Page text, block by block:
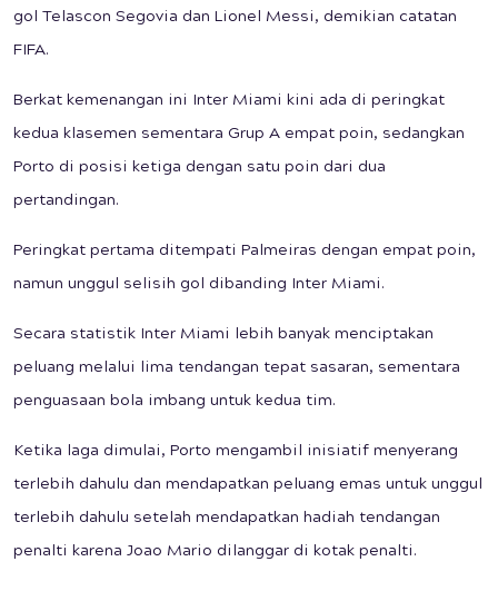
gol Telascon Segovia dan Lionel Messi, demikian catatan
FIFA.
Berkat kemenangan ini Inter Miami kini ada di peringkat
kedua klasemen sementara Grup A empat poin, sedangkan
Porto di posisi ketiga dengan satu poin dari dua
pertandingan.
Peringkat pertama ditempati Palmeiras dengan empat poin,
namun unggul selisih gol dibanding Inter Miami.
Secara statistik Inter Miami lebih banyak menciptakan
peluang melalui lima tendangan tepat sasaran, sementara
penguasaan bola imbang untuk kedua tim.
Ketika laga dimulai, Porto mengambil inisiatif menyerang
terlebih dahulu dan mendapatkan peluang emas untuk unggul
terlebih dahulu setelah mendapatkan hadiah tendangan
penalti karena Joao Mario dilanggar di kotak penalti.